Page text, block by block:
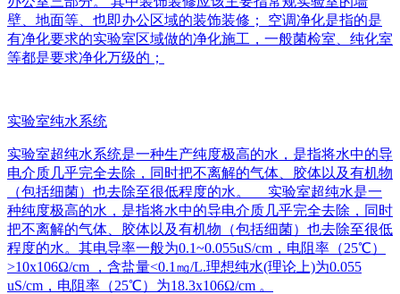
壁、地面等、也即办公区域的装饰装修； 空调净化是指的是
有净化要求的实验室区域做的净化施工，一般菌检室、纯化室
等都是要求净化万级的；
实验室纯水系统
实验室超纯水系统是一种生产纯度极高的水，是指将水中的导
电介质几乎完全去除，同时把不离解的气体、胶体以及有机物
（包括细菌）也去除至很低程度的水。 实验室超纯水是一
种纯度极高的水，是指将水中的导电介质几乎完全去除，同时
把不离解的气体、胶体以及有机物（包括细菌）也去除至很低
程度的水。其电导率一般为0.1~0.055uS/cm，电阻率（25℃）
>10x106Ω/cm ，含盐量<0.1㎎/L.理想纯水(理论上)为0.055
uS/cm，电阻率（25℃）为18.3x106Ω/cm 。